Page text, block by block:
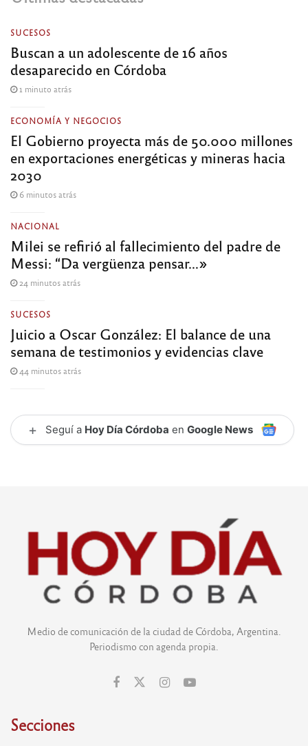
SUCESOS
Buscan a un adolescente de 16 años
desaparecido en Córdoba
1 minuto atrás
ECONOMÍA Y NEGOCIOS
El Gobierno proyecta más de 50.000 millones
en exportaciones energéticas y mineras hacia
2030
6 minutos atrás
NACIONAL
Milei se refirió al fallecimiento del padre de
Messi: “Da vergüenza pensar…»
24 minutos atrás
SUCESOS
Juicio a Oscar González: El balance de una
semana de testimonios y evidencias clave
44 minutos atrás
+ Seguí a Hoy Día Córdoba en Google News
Medio de comunicación de la ciudad de Córdoba, Argentina.
Periodismo con agenda propia.
Secciones